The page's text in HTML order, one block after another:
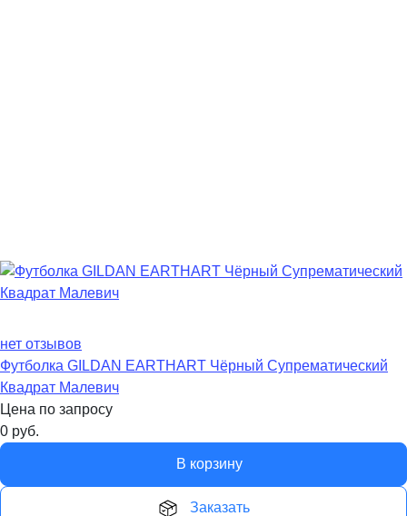
нет отзывов
Футболка GILDAN EARTHART Чёрный Супрематический
Квадрат Малевич
Цена по запросу
0 руб.
В корзину
Заказать